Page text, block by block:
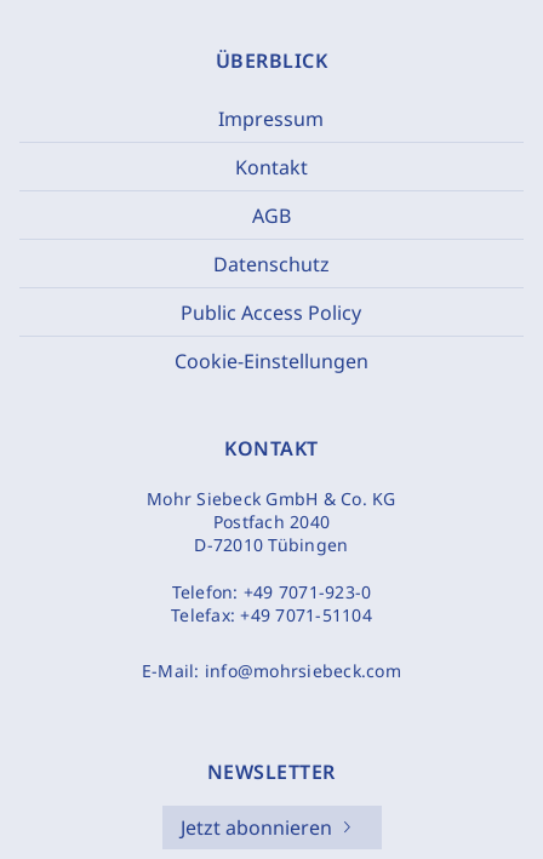
ÜBERBLICK
Impressum
Kontakt
AGB
Datenschutz
Public Access Policy
Cookie-Einstellungen
KONTAKT
Mohr Siebeck GmbH & Co. KG
Postfach 2040
D-72010 Tübingen
Telefon: +49 7071-923-0
Telefax:+49 7071-51104
E-Mail: info@mohrsiebeck.com
NEWSLETTER
Jetzt abonnieren